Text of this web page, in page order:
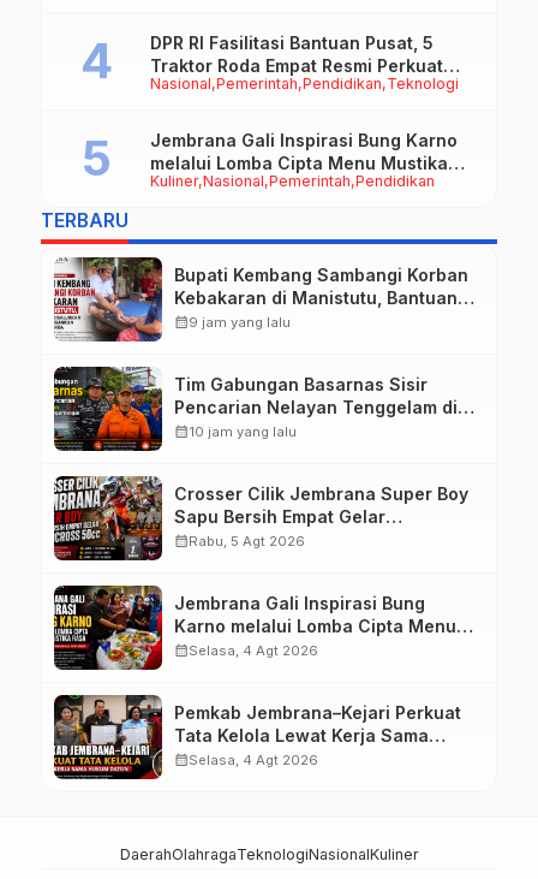
Nasional Pemerintah Pendidikan Teknologi
DPR RI Fasilitasi Bantuan Pusat, 5
Traktor Roda Empat Resmi Perkuat
Mekanisasi Pertanian Jembrana
Kuliner Nasional Pemerintah Pendidikan
Jembrana Gali Inspirasi Bung Karno
melalui Lomba Cipta Menu Mustika
Rasa
TERBARU
Bupati Kembang Sambangi Korban
Kebakaran di Manistutu, Bantuan
Disalurkan untuk Ringankan Beban
calendar_month9 jam yang lalu
Tim Gabungan Basarnas Sisir
Pencarian Nelayan Tenggelam di
Perairan Pantai Pengambengan
calendar_month10 jam yang lalu
Crosser Cilik Jembrana Super Boy
Sapu Bersih Empat Gelar
Motocross 50cc
calendar_monthRabu, 5 Agt 2026
Jembrana Gali Inspirasi Bung
Karno melalui Lomba Cipta Menu
Mustika Rasa
calendar_monthSelasa, 4 Agt 2026
Pemkab Jembrana–Kejari Perkuat
Tata Kelola Lewat Kerja Sama
Hukum Datun
calendar_monthSelasa, 4 Agt 2026
DaerahOlahragaTeknologiNasionalKuliner